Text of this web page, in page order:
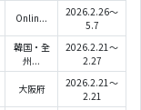
Onlin...
2026.2.26～
5.7
韓国・全
州...
2026.2.21～
2.27
大阪府
2026.2.21～
2.21